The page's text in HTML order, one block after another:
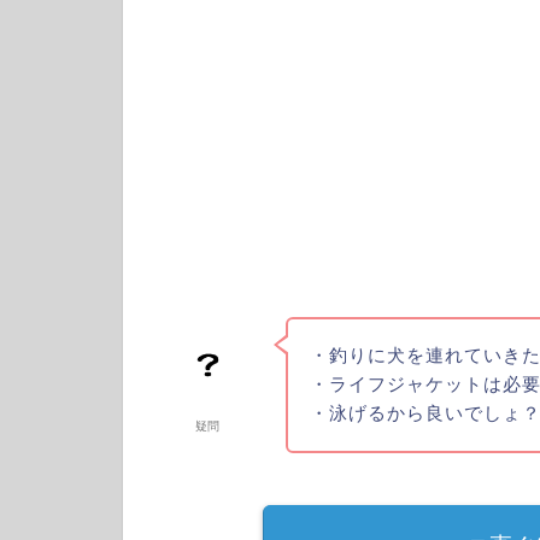
疑問
・釣りに犬を連れていきた
・ライフジャケットは必要
・泳げるから良いでしょ？